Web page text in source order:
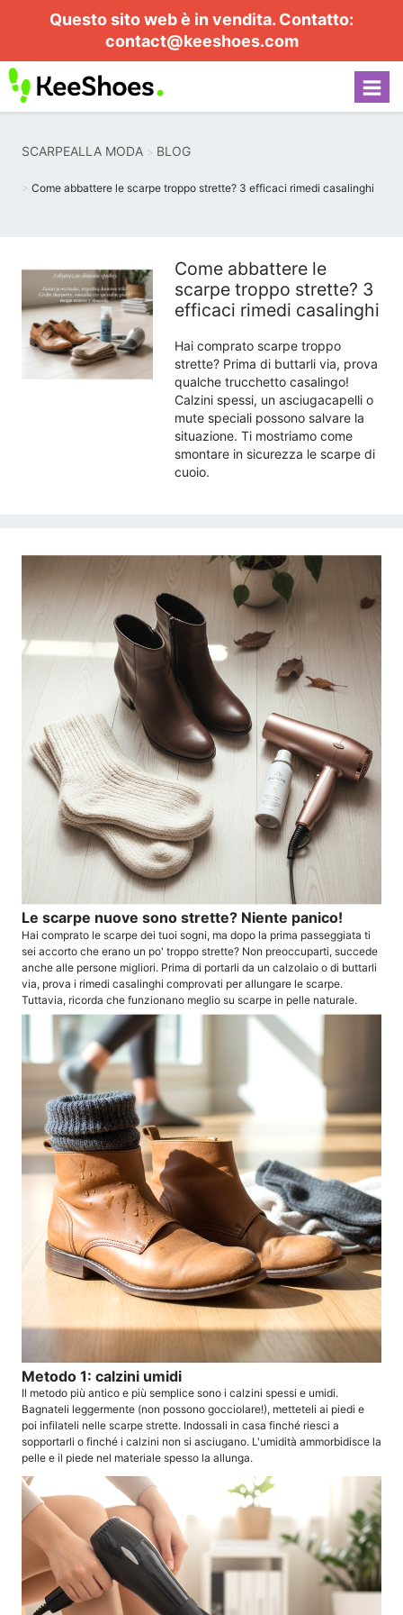
Questo sito web è in vendita. Contatto:
contact@keeshoes.com
SCARPEALLA MODA BLOG
Come abbattere le scarpe troppo strette? 3 efficaci rimedi casalinghi
Come abbattere le
scarpe troppo strette? 3
efficaci rimedi casalinghi
Hai comprato scarpe troppo
strette? Prima di buttarli via, prova
qualche trucchetto casalingo!
Calzini spessi, un asciugacapelli o
mute speciali possono salvare la
situazione. Ti mostriamo come
smontare in sicurezza le scarpe di
cuoio.
Le scarpe nuove sono strette? Niente panico!
Hai comprato le scarpe dei tuoi sogni, ma dopo la prima passeggiata ti
sei accorto che erano un po' troppo strette? Non preoccuparti, succede
anche alle persone migliori. Prima di portarli da un calzolaio o di buttarli
via, prova i rimedi casalinghi comprovati per allungare le scarpe.
Tuttavia, ricorda che funzionano meglio su scarpe in pelle naturale.
Metodo 1: calzini umidi
Il metodo più antico e più semplice sono i calzini spessi e umidi.
Bagnateli leggermente (non possono gocciolare!), metteteli ai piedi e
poi infilateli nelle scarpe strette. Indossali in casa finché riesci a
sopportarli o finché i calzini non si asciugano. L'umidità ammorbidisce la
pelle e il piede nel materiale spesso la allunga.